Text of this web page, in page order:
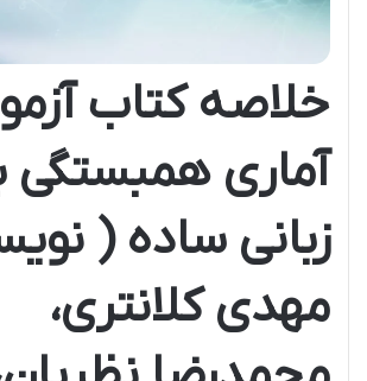
خلاصه کتاب
آماری همبستگی
زبانی ساده (
مهدی کلانتری،